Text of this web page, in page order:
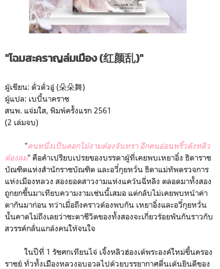
"โฉมสะคราญล่มเมือง (红颜乱)"
ผู้เขียน: ตั่วตั่วอู่ (朵朵舞)
ผู้แปล: เบบี้นาคราช
สนพ. แจ่มใส, พิมพ์ครั้งแรก 2561
(2 เล่มจบ)
"คนหนึ่งเป็นดอกไม้งามต้องจันทรา อีกคนอ่อนพริ้วดังหลิว
ต้องลม" คือคำเปรียบเปรยของบรรดาผู้ที่เคยพบเหยาอิ๋ง ธิดาราช
บัณฑิตแห่งสำนักราชบัณฑิต และอวี๋กุยหวั่น ธิดาแม่ทัพตรวจการ
แห่งเมืองหลวง สองยอดสาวงามแห่งแคว้นฉี่หลิง ตลอดมาทั้งสอง
ถูกยกขึ้นมาเทียบความงามเช่นนี้เสมอ แต่กลับไม่เคยพบหน้าค่า
ตากันมาก่อน ทว่าเมื่อถึงคราวต้องพบกัน เหยาอิ๋งและอวี๋กุยหวั่น
นั้นคาดไม่ถึงเลยว่าชะตาชีวิตของทั้งสองจะเกี่ยวร้อยพันกันราวกับ
สวรรค์กลั่นแกล้งคนให้จนใจ
ในปีที่ 1 รัชศกเทียนไจ่ เจิ้งหลิวฮ่องเต้พระองค์ใหม่ขึ้นครอง
ราชย์ ทั่วทั้งเมืิองหลวงอบอวลไปด้วยบรรยากาศตื่นเต้นยินดีของ